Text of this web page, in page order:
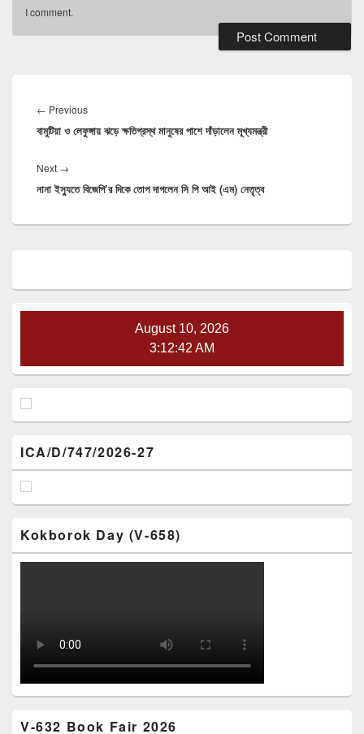
I comment.
navigation
← PreviousPrevious
post:
বামুটিয়া ও লেফুঙ্গায় ঝড়ে ক্ষতিগ্রস্থ মানুষের পাশে দাঁড়ালেন মূখ্যমন্ত্রী
Next →
post:
নানা ইস্যুতে বিজেপি’র দিকে তোপ দাগলেন সি পি আই (এম) নেতৃত্ব
Widget
August 10, 2026
3:12:43 AM
ICA/D/747/2026-27
Kokborok Day (V-658)
V-632 Book Fair 2026